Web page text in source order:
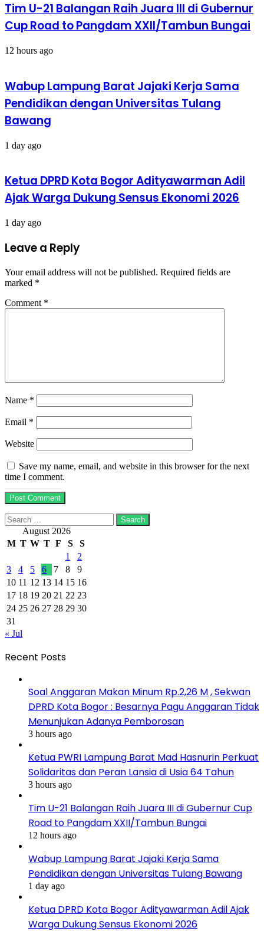
Tim U-21 Balangan Raih Juara III di Gubernur
Cup Road to Pangdam XXII/Tambun Bungai
12 hours ago
Wabup Lampung Barat Jajaki Kerja Sama
Pendidikan dengan Universitas Tulang
Bawang
1 day ago
Ketua DPRD Kota Bogor Adityawarman Adil
Ajak Warga Dukung Sensus Ekonomi 2026
1 day ago
Leave a Reply
Your email address will not be published. Required fields are
marked *
Comment *
Name *
Email *
Website
Save my name, email, and website in this browser for the next
time I comment.
Search
for: August 2026
M T W T F S
S
1
2
3
4 5 6 7 8
9
10 11 12 13 14 15 16
17 18 19 20 21 22 23
24 25 26 27 28 29 30
31
« Jul
Recent Posts
Soal Anggaran Makan Minum Rp.2,26 M , Sekwan
DPRD Kota Bogor : Besarnya Pagu Anggaran Tidak
Menunjukan Adanya Pemborosan
3 hours ago
Ketua PWRI Lampung Barat Mad Hasnurin Perkuat
Solidaritas dan Peran Lansia di Usia 64 Tahun
3 hours ago
Tim U-21 Balangan Raih Juara III di Gubernur Cup
Road to Pangdam XXII/Tambun Bungai
12 hours ago
Wabup Lampung Barat Jajaki Kerja Sama
Pendidikan dengan Universitas Tulang Bawang
1 day ago
Ketua DPRD Kota Bogor Adityawarman Adil Ajak
Warga Dukung Sensus Ekonomi 2026